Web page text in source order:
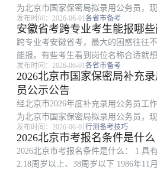
为北京市国家保密局拟录用公务员，
为5个工作日。公示期间，如对拟录用
国家保密局反映。 公示时间：2026年6
话：...
发布时间：2026-06-01各省市备考
安徽省考跨专业考生能报哪
跨专业考安徽省考，最大的困惑往往
能报。有些考生看到岗位名称合适就
别、学历层次、学位要求和备注条件
决资格匹配，再谈竞争和备考。 一、
别 职位表中有的岗...
发布时间：2026-06-01各省市备考
2026北京市国家保密局补充
员公示公告
经北京市2026年度补充录用公务员工
为北京市国家保密局拟录用公务员，
为5个工作日。公示期间，如对拟录用
国家保密局反映。 公示时间：2026年6
话：...
发布时间：2026-06-01行测备考技巧
2026北京市考报名条件是什么
2026北京市考报名条件是什么： 1.具
2.18周岁以上、38周岁以下 1986年11